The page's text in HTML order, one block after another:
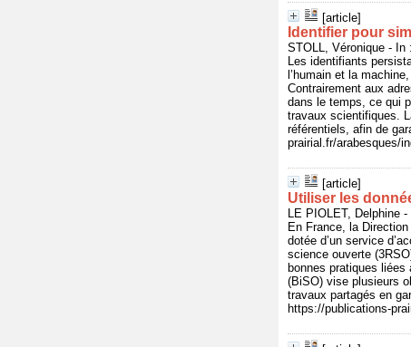
[article]
Identifier pour
STOLL, Véronique - In
Les identifiants
l’humain et la
Contrairement aux
dans le temps, ce qui
travaux scientifiques.
référentiels, afin de
prairial.fr/arabesques/
[article]
Utiliser les
LE PIOLET, Delphine
En France, la
dotée d’un service
science ouverte
bonnes pratiques
(BiSO) vise plusieurs
travaux partagés en
https://publications-